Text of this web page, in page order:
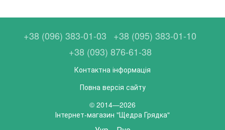
+38 (096) 383-01-03
+38 (095) 383-01-10
+38 (093) 876-61-38
Контактна інформація
Повна версія сайту
© 2014—2026
Інтернет-магазин "Щедра Грядка"